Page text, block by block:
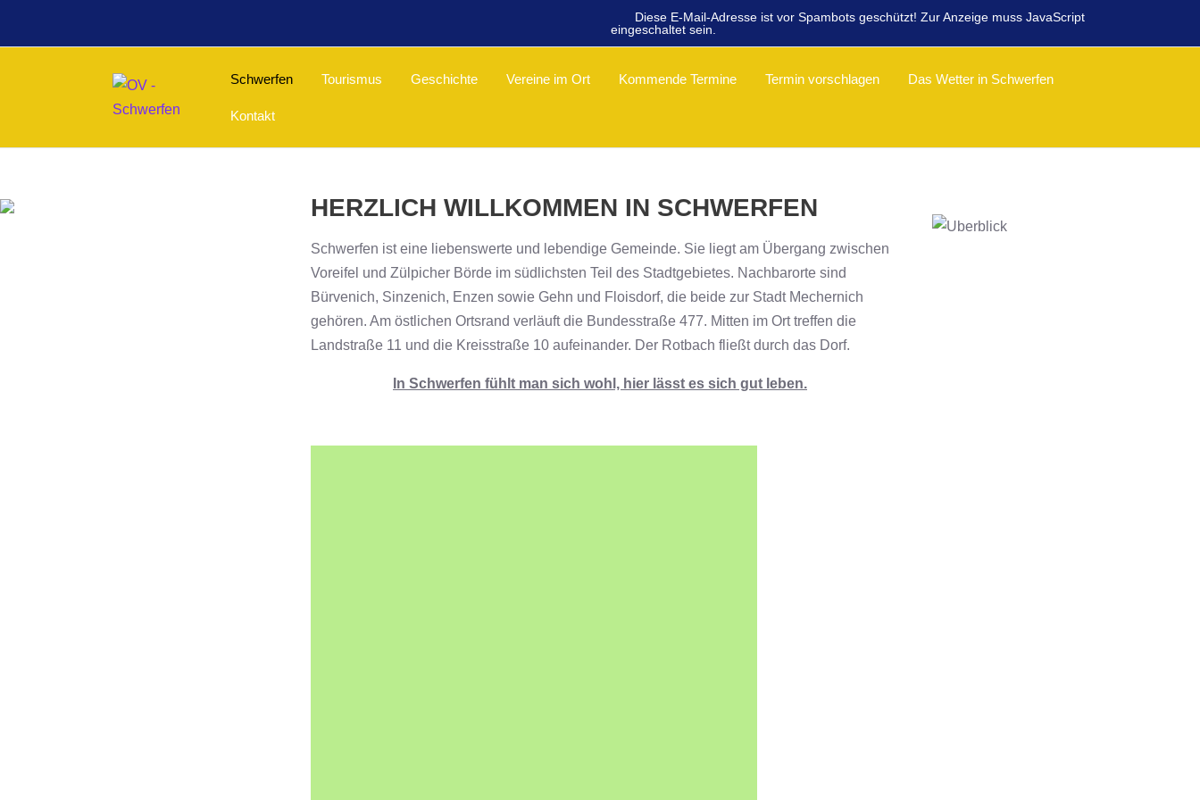
Diese E-Mail-Adresse ist vor Spambots geschützt! Zur Anzeige muss JavaScript
eingeschaltet sein.
Schwerfen Tourismus Geschichte Vereine im Ort Kommende Termine Termin vorschlagen Das Wetter in Schwerfen
Kontakt
HERZLICH WILLKOMMEN IN SCHWERFEN
Schwerfen ist eine liebenswerte und lebendige Gemeinde. Sie liegt am Übergang zwischen
Voreifel und Zülpicher Börde im südlichsten Teil des Stadtgebietes. Nachbarorte sind
Bürvenich, Sinzenich, Enzen sowie Gehn und Floisdorf, die beide zur Stadt Mechernich
gehören. Am östlichen Ortsrand verläuft die Bundesstraße 477. Mitten im Ort treffen die
Landstraße 11 und die Kreisstraße 10 aufeinander. Der Rotbach fließt durch das Dorf.
In Schwerfen fühlt man sich wohl, hier lässt es sich gut leben.